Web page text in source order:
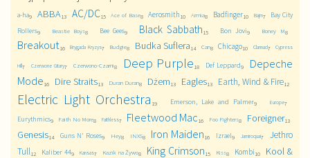
a-ha9 ABBA13 AC/DC15 Ace of Base8 Aerosmith 10 Armia8 Badfinger10 Bajm7
Bay City
Rollers9 Beastie Boys8 Bee Gees9 Black Sabbath 15 Bon Jovi9 Boney M8
Breakout16 Brygada Kryzys7 Budgie8 Budka Suflera 14 Can8 Chicago10 Clannad7 Cypress
Hill7 Czerwone Gitary7 Czerwono-Czarni8 Deep Purple 18 Def Leppard9
Depeche
Mode 16 Dire Straits13 Duran Duran8 Dżem 13 Eagles13 Earth, Wind & Fire12
Electric Light Orchestra 19 Emerson, Lake and Palmer9 Europe7
Eurythmics9 Faith No More8 Faithless7 Fleetwood Mac 16 Foo Fighters8 Foreigner13
Genesis14 Guns N' Roses9 Hey8 INXS8 Iron Maiden 16 Izrael9 Jamiroquai7
Jethro
Tull12 Kaliber 449 Kansas7 Kazik na Żywo8 King Crimson 15 Kiss8 Kombi 10
Kool &